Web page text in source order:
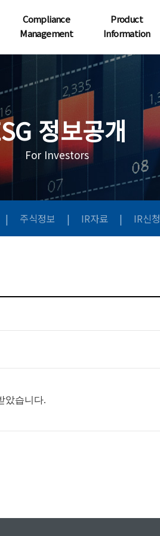
Compliance
Management
Product
Information
정보공개
For Investors
| 주식정보 | IR자료 | IR신청
았습니다.